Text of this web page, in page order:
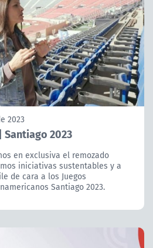
2023
Santiago 2023
en exclusiva el remozado
iniciativas sustentables y a
de cara a los Juegos
Santiago 2023.